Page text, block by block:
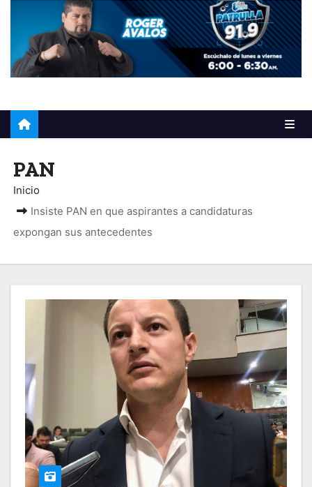
PAN
Inicio
Insiste PAN en que aspirantes a candidaturas
expongan sus antecedentes